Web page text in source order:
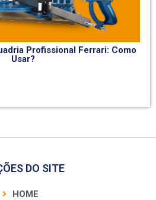
Profissional Ferrari: Como
Usar?
DO SITE
HOME